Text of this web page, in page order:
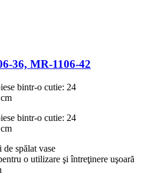
36, MR-1106-42
bintr-o cutie: 24
bintr-o cutie: 24
spălat vase
o utilizare şi întreţinere uşoară